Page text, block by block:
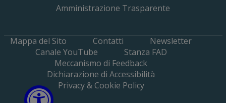
Amministrazione Trasparente
Mappa del Sito Contatti
Newsletter
Canale YouTube
Stanza FAD
Meccanismo di Feedback
Dichiarazione di Accessibilità
Privacy & Cookie Policy